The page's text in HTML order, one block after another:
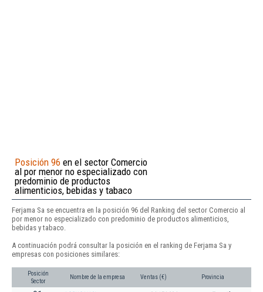
Posición 96 en el sector Comercio
al por menor no especializado con
predominio de productos
alimenticios, bebidas y tabaco
Ferjama Sa se encuentra en la posición 96 del Ranking del sector Comercio al
por menor no especializado con predominio de productos alimenticios,
bebidas y tabaco.
A continuación podrá consultar la posición en el ranking de Ferjama Sa y
empresas con posiciones similares:
Posición
Sector
Nombre de la empresa Ventas (€) Provincia